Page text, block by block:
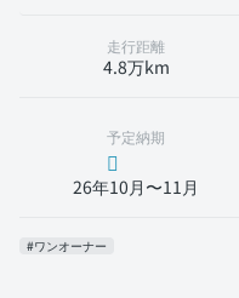
走行距離
4.8万km
予定納期
26年10月〜11月
#ワンオーナー